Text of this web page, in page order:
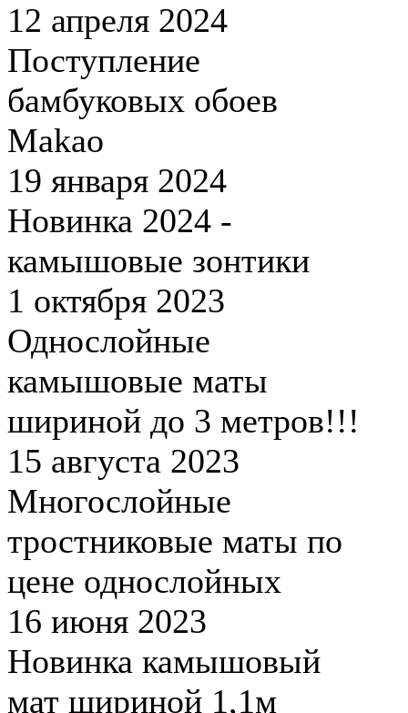
12 апреля 2024
Поступление
бамбуковых обоев
Makao
19 января 2024
Новинка 2024 -
камышовые зонтики
1 октября 2023
Однослойные
камышовые маты
шириной до 3 метров!!!
15 августа 2023
Многослойные
тростниковые маты по
цене однослойных
16 июня 2023
Новинка камышовый
мат шириной 1,1м